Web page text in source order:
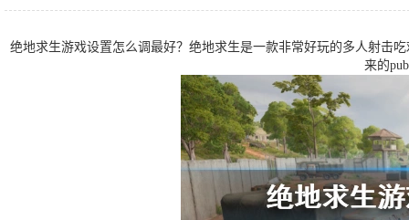
绝地求生游戏设置怎么调最好？绝地求生是一款非常好玩的多人射击
来的